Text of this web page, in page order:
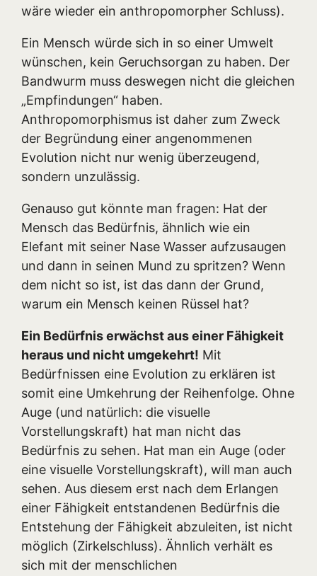
wäre wieder ein anthropomorpher Schluss).
Ein Mensch würde sich in so einer Umwelt
wünschen, kein Geruchsorgan zu haben. Der
Bandwurm muss deswegen nicht die gleichen
„Empfindungen“ haben.
Anthropomorphismus ist daher zum Zweck
der Begründung einer angenommenen
Evolution nicht nur wenig überzeugend,
sondern unzulässig.
Genauso gut könnte man fragen: Hat der
Mensch das Bedürfnis, ähnlich wie ein
Elefant mit seiner Nase Wasser aufzusaugen
und dann in seinen Mund zu spritzen? Wenn
dem nicht so ist, ist das dann der Grund,
warum ein Mensch keinen Rüssel hat?
Ein Bedürfnis erwächst aus einer Fähigkeit
heraus und nicht umgekehrt! Mit
Bedürfnissen eine Evolution zu erklären ist
somit eine Umkehrung der Reihenfolge. Ohne
Auge (und natürlich: die visuelle
Vorstellungskraft) hat man nicht das
Bedürfnis zu sehen. Hat man ein Auge (oder
eine visuelle Vorstellungskraft), will man auch
sehen. Aus diesem erst nach dem Erlangen
einer Fähigkeit entstandenen Bedürfnis die
Entstehung der Fähigkeit abzuleiten, ist nicht
möglich (Zirkelschluss). Ähnlich verhält es
sich mit der menschlichen